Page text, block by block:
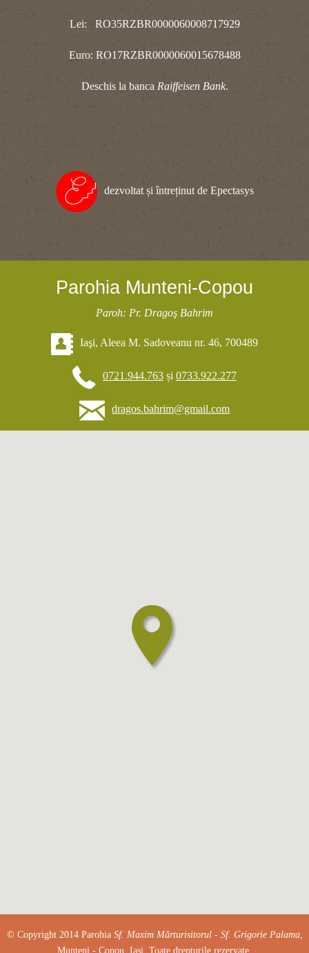
Lei: RO35RZBR0000060008717929
Euro: RO17RZBR0000060015678488
Deschis la banca Raiffeisen Bank.
dezvoltat și întreținut de Epectasys
Parohia Munteni-Copou
Paroh: Pr. Dragoş Bahrim
Iaşi, Aleea M. Sadoveanu nr. 46, 700489
0721.944.763 și 0733.922.277
dragos.bahrim@gmail.com
© Copyright 2014 Parohia Sf. Maxim Mărturisitorul - Sf. Grigorie Palama,
Munteni - Copou, Iași. Toate drepturile rezervate.